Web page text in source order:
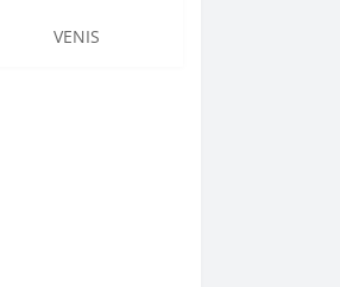
VENIS